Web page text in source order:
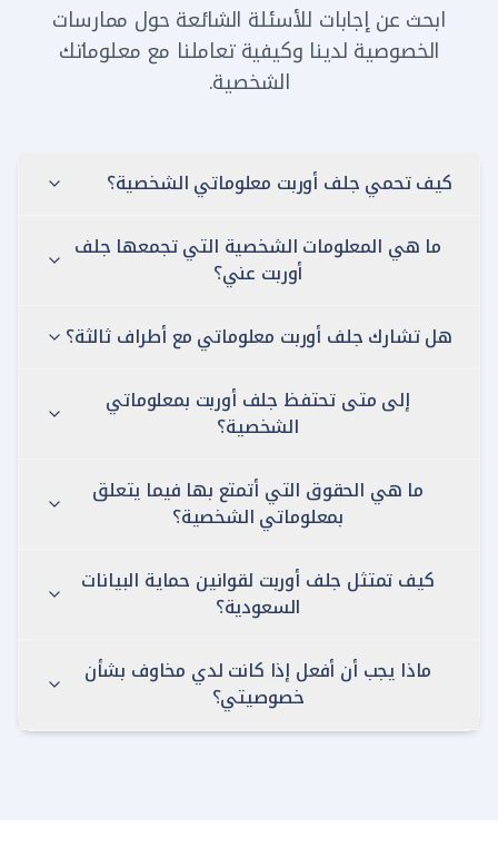
ابحث عن إجابات للأسئلة الشائعة حول ممارسات
الخصوصية لدينا وكيفية تعاملنا مع معلوماتك
الشخصية.
كيف تحمي جلف أوربت معلوماتي الشخصية؟
ما هي المعلومات الشخصية التي تجمعها جلف
أوربت عني؟
هل تشارك جلف أوربت معلوماتي مع أطراف ثالثة؟
إلى متى تحتفظ جلف أوربت بمعلوماتي
الشخصية؟
ما هي الحقوق التي أتمتع بها فيما يتعلق
بمعلوماتي الشخصية؟
كيف تمتثل جلف أوربت لقوانين حماية البيانات
السعودية؟
ماذا يجب أن أفعل إذا كانت لدي مخاوف بشأن
خصوصيتي؟